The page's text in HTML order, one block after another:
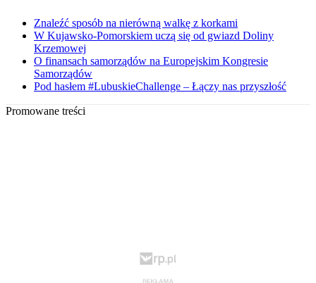
Znaleźć sposób na nierówną walkę z korkami
W Kujawsko-Pomorskiem uczą się od gwiazd Doliny
Krzemowej
O finansach samorządów na Europejskim Kongresie
Samorządów
Pod hasłem #LubuskieChallenge – Łączy nas przyszłość
Promowane treści